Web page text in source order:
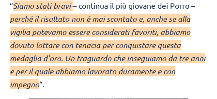
“Siamo stati bravi– continua il più giovane dei Porro –
perché il risultato non è mai scontato e, anche se alla
vigilia potevamo essere considerati favoriti, abbiamo
dovuto lottare con tenacia per conquistare questa
medaglia d’oro. Un traguardo che inseguiamo da tre anni
e per il quale abbiamo lavorato duramente e con
impegno“.